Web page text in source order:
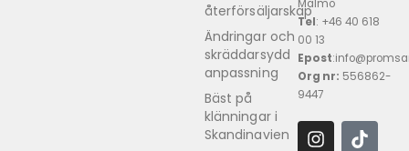
Malmö
Tel: +46 40 618 ​
00 13
Epost
Org nr: 556862-
9447
återförsäljarskap
Ändringar och
skräddarsydd
anpassning
Bäst på
klänningar i
Skandinavien